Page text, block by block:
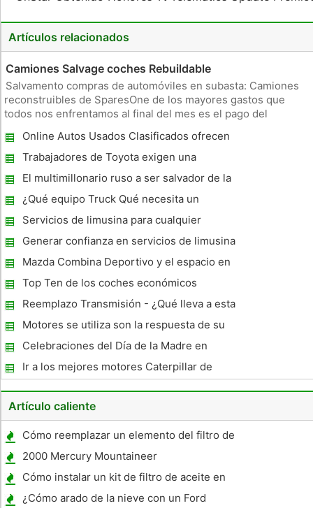
Artículos relacionados
Camiones Salvage coches Rebuildable
Salvamento compras de automóviles en subasta: Camiones
reconstruibles de SparesOne de los mayores gastos que
todos nos enfrentamos al final del mes es el pago del
desaparecer. Pagar un poco menos por el vehículo en el
primer lugar puede el
Online Autos Usados ​​Clasificados ofrecen
contratos lucrativos
Trabajadores de Toyota exigen una
rebanada En Companys éxito
El multimillonario ruso a ser salvador de la
marca Jaguar ?
¿Qué equipo Truck Qué necesita un
profesional? ¿Cómo hacer una buena
elección!
Servicios de limusina para cualquier
ocasión - Una guía completa
Generar confianza en servicios de limusina
de negocios
Mazda Combina Deportivo y el espacio en
el CX- 7 SUV
Top Ten de los coches económicos
Reemplazo Transmisión - ¿Qué lleva a esta
Motores se utiliza son la respuesta de su
requerimiento Motor
Celebraciones del Día de la Madre en
México
Ir a los mejores motores Caterpillar de
calidad para mejorar el rendimiento de su
vehículo
Artículo caliente
Cómo reemplazar un elemento del filtro de
aire en un Honda Civic
2000 Mercury Mountaineer
Especificaciones
Cómo instalar un kit de filtro de aceite en
una Harley-Davidson Shovelhead
¿Cómo arado de la nieve con un Ford